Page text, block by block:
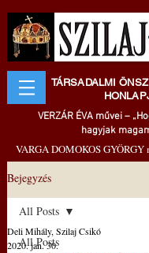
TÁRSADALMI
VERZÁR ÉVA művei –
hagyjak
VARGA DOMOKOS GYÖRGY
Bejegyzés
All Posts
All Posts
Deli Mihály, Szilaj Csikó
2020. jan. 30.